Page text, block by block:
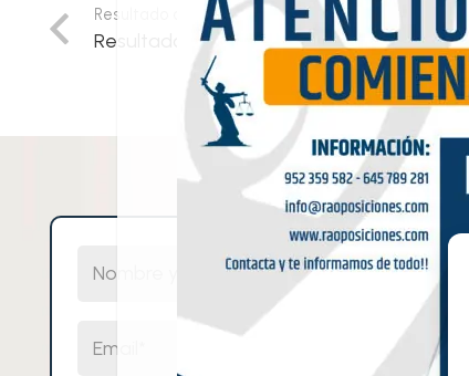
Resultado anterior
Resultados 2013
Nombre y Apellidos